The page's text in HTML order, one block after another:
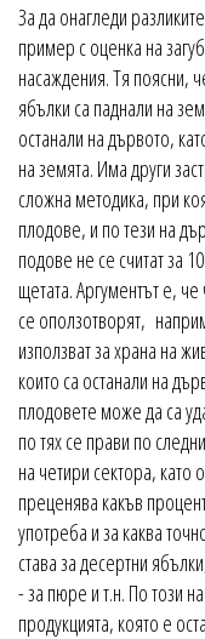
За да онагледи
пример с оценка на
насаждения. Тя поясни,
ябълки са паднали на
останали на дървото,
на земята. Има други
сложна методика, при
плодове, и по тези на
подове не се считат за
щетата. Аргументът е,
се оползотворят,
използват за храна на
които са останали на
плодовете може да са
по тях се прави по
на четири сектора, като
преценява какъв
употреба и за каква
става за десертни
- за пюре и т.н. По този
продукцията, която е